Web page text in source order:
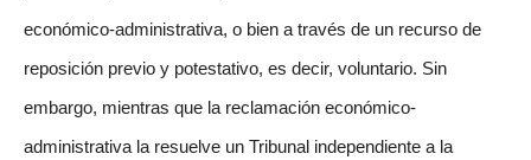
económico-administrativa, o bien a través de un recurso de
reposición previo y potestativo, es decir, voluntario. Sin
embargo, mientras que la reclamación económico-
administrativa la resuelve un Tribunal independiente a la